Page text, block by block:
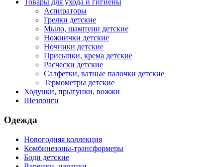
Товары для ухода и гигиены
Аспираторы
Грелки детские
Мыло, шампуни детские
Ножнички детские
Ночники детские
Присыпки, крема детские
Расчески детские
Салфетки, ватные палочки детские
Термометры детские
Ходунки, прыгунки, вожжи
Шезлонги
Одежда
Новогодняя коллекция
Комбинезоны-трансформеры
Боди детские